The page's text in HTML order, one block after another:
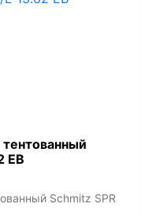
EB
Schmitz SPR